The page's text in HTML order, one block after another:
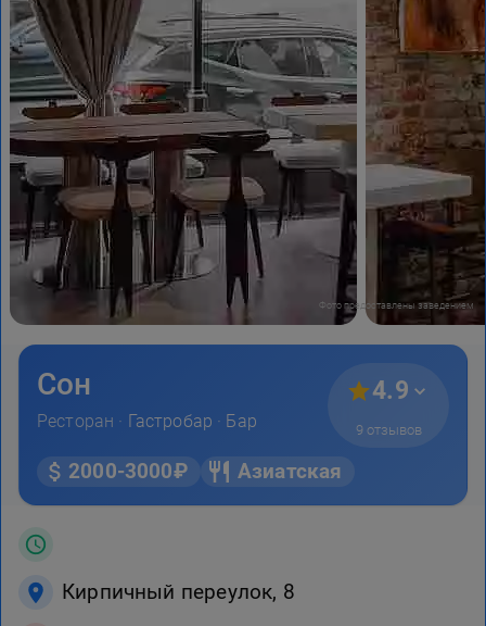
Фото предоставлены заведением
Сон
Ресторан · Гастробар · Бар
4.9
9 отзывов
2000-3000₽ Азиатская
Кирпичный переулок, 8